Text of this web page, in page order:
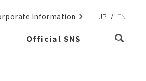
Information JP / EN
Official SNS